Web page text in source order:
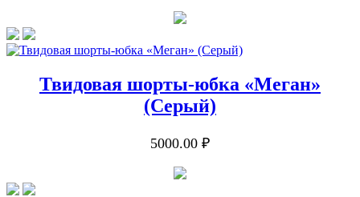
Твидовая шорты-юбка «Меган»
(Серый)
5000.00 ₽